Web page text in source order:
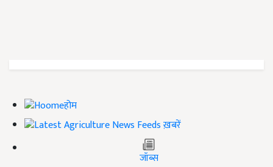
होम
ख़बरें
जॉब्स